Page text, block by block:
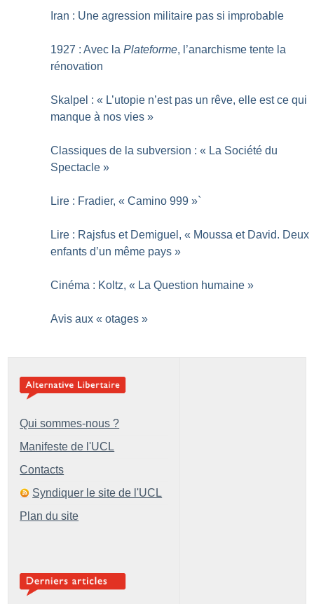
Iran : Une agression militaire pas si improbable
1927 : Avec laPlateforme, l’anarchisme tente la
rénovation
Skalpel : « L’utopie n’est pas un rêve, elle est ce qui
manque à nos vies »
Classiques de la subversion : « La Société du
Spectacle »
Lire : Fradier, « Camino 999 »`
Lire : Rajsfus et Demiguel, « Moussa et David. Deux
enfants d’un même pays »
Cinéma : Koltz, « La Question humaine »
Avis aux « otages »
Qui sommes-nous ?
Manifeste de l'UCL
Contacts
Syndiquer le site de l'UCL
Plan du site